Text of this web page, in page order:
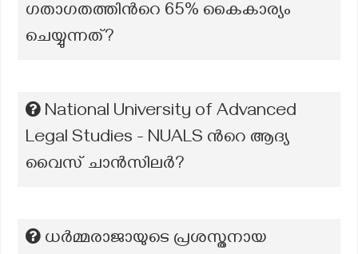
ഗതാഗതത്തിന്‍റെ 65% കൈകാര്യം
ചെയ്യുന്നത്?
National University of Advanced
Legal Studies - NUALS ന്‍റെ ആദ്യ
വൈസ് ചാൻസിലർ?
ധർമ്മരാജായുടെ പ്രശസ്തനായ